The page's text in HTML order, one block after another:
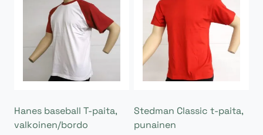
Hanes baseball T-paita,
valkoinen/bordo
Stedman Classic t-paita,
punainen